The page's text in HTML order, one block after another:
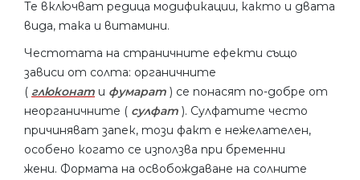
Те включват редица модификации, както и двата
вида, така и витамини.
Честотата на страничните ефекти също
зависи от солта: органичните
( глюконат и фумарат ) се понасят по-добре от
неорганичните ( сулфат ). Сулфатите често
причиняват запек, този факт е нежелателен,
особено когато се използва при бременни
жени. Формата на освобождаване на солните